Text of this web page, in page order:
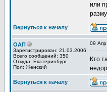
или
Вернуться к началу
ОАП
Зарегистрирован: 21.03.2006
Всего сообщений: 350
Откуда: Eкатеринбург
Пол: Женский
09
Кто
Вернуться к началу